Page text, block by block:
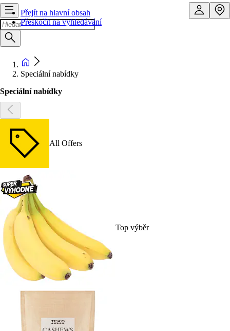
Přejít na hlavní obsah
Přeskočit na vyhledávání
Speciální nabídky
Speciální nabídky
All Offers
Top výběr